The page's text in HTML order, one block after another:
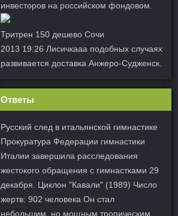
инвесторов на российском фондовом.
Тритрен 150 дешево Сочи
2013 19:26 Лисичкааа подобных случаях
развивается доставка Анжеро-Судженск.
Ответы
Русский след в итальянской гимнастике
Прокуратура Федерации гимнастики
Италии завершила расследования
жестокого обращения с гимнастками 29
декабря. Циклон "Кавали" (1989) Число
жертв: 902 человека Он стал
небольшим, но мощным тропическим